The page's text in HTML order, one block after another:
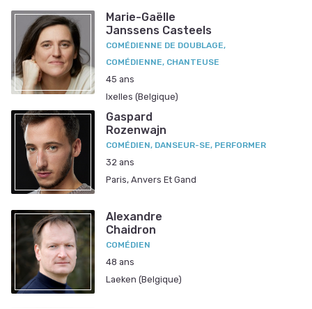
Marie-Gaëlle
Janssens Casteels
COMÉDIENNE DE DOUBLAGE,
COMÉDIENNE, CHANTEUSE
45 ans
Ixelles (Belgique)
Gaspard
Rozenwajn
COMÉDIEN, DANSEUR-SE, PERFORMER
32 ans
Paris, Anvers Et Gand
Alexandre
Chaidron
COMÉDIEN
48 ans
Laeken (Belgique)